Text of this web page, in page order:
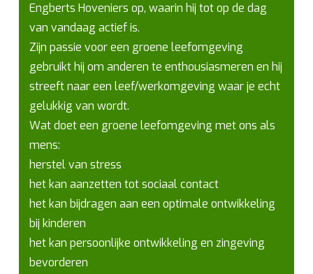
Engberts Hoveniers op, waarin hij tot op de dag
van vandaag actief is.
Zijn passie voor een groene leefomgeving
gebruikt hij om anderen te enthousiasmeren en hij
streeft naar een leef/werkomgeving waar je echt
gelukkig van wordt.
Wat doet een groene leefomgeving met ons als
mens:
herstel van stress
het kan aanzetten tot sociaal contact
het kan bijdragen aan een optimale ontwikkeling
bij kinderen
het kan persoonlijke ontwikkeling en zingeving
bevorderen